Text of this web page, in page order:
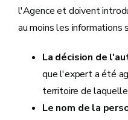
l'Agence et doivent
au moins les informations
La décision de
que l'expert a été
territoire de
Le nom de la